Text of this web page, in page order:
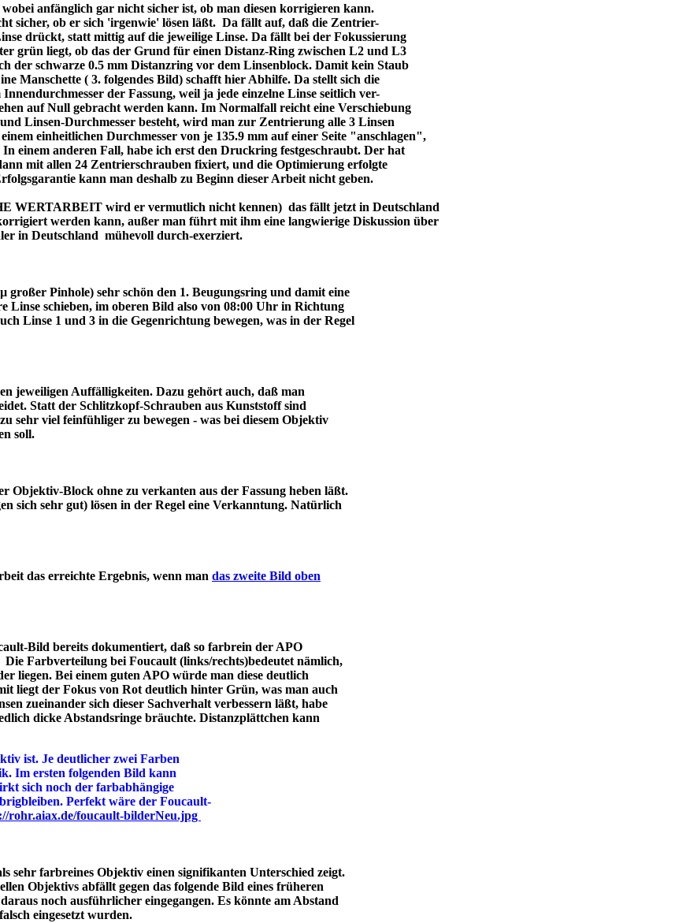
anfänglich gar nicht sicher ist, ob man diesen korrigieren kann.
sicher, ob er sich 'irgenwie' lösen läßt. Da fällt auf, daß die Zentrier-
drückt, statt mittig auf die jeweilige Linse. Da fällt bei der Fokussierung
grün liegt, ob das der Grund für einen Distanz-Ring zwischen L2 und L3
der schwarze 0.5 mm Distanzring vor dem Linsenblock. Damit kein Staub
Manschette ( 3. folgendes Bild) schafft hier Abhilfe. Da stellt sich die
der Fassung, weil ja jede einzelne Linse seitlich ver-
auf Null gebracht werden kann. Im Normalfall reicht eine Verschiebung
Linsen-Durchmesser besteht, wird man zur Zentrierung alle 3 Linsen
einheitlichen Durchmesser von je 135.9 mm auf einer Seite "anschlagen",
einem anderen Fall, habe ich erst den Druckring festgeschraubt. Der hat
mit allen 24 Zentrierschrauben fixiert, und die Optimierung erfolgte
kann man deshalb zu Beginn dieser Arbeit nicht geben.
WERTARBEIT wird er vermutlich nicht kennen) das fällt jetzt in Deutschland
werden kann, außer man führt mit ihm eine langwierige Diskussion über
in Deutschland mühevoll durch-exerziert.
Pinhole) sehr schön den 1. Beugungsring und damit eine
Linse schieben, im oberen Bild also von 08:00 Uhr in Richtung
Linse 1 und 3 in die Gegenrichtung bewegen, was in der Regel
jeweiligen Auffälligkeiten. Dazu gehört auch, daß man
Statt der Schlitzkopf-Schrauben aus Kunststoff sind
sehr viel feinfühliger zu bewegen - was bei diesem Objektiv
soll.
Objektiv-Block ohne zu verkanten aus der Fassung heben läßt.
sich sehr gut) lösen in der Regel eine Verkanntung. Natürlich
das erreichte Ergebnis, wenn man das zweite Bild oben
Bild bereits dokumentiert, daß so farbrein der APO
Die Farbverteilung bei Foucault (links/rechts)bedeutet nämlich,
liegen. Bei einem guten APO würde man diese deutlich
liegt der Fokus von Rot deutlich hinter Grün, was man auch
zueinander sich dieser Sachverhalt verbessern läßt, habe
dicke Abstandsringe bräuchte. Distanzplättchen kann
ist. Je deutlicher zwei Farben
Im ersten folgenden Bild kann
sich noch der farbabhängige
Perfekt wäre der Foucault-
rohr.aiax.de/foucault-bilderNeu.jpg
sehr farbreines Objektiv einen signifikanten Unterschied zeigt.
Objektivs abfällt gegen das folgende Bild eines früheren
noch ausführlicher eingegangen. Es könnte am Abstand
falsch eingesetzt wurden.